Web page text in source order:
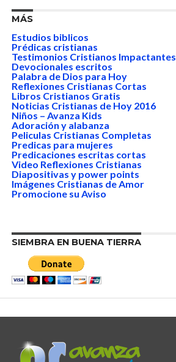
MÁS
Estudios biblicos
Prédicas cristianas
Testimonios Cristianos Impactantes
Devocionales escritos
Palabra de Dios para Hoy
Reflexiones Cristianas Cortas
Libros Cristianos Gratis
Noticias Cristianas de Hoy 2016
Niños – Avanza Kids
Adoración y alabanza
Peliculas Cristianas Completas
Predicas para mujeres
Predicaciones escritas cortas
Video Reflexiones Cristianas
Diapositivas y power points
Imágenes Cristianas de Amor
Promocione su Aviso
SIEMBRA EN BUENA TIERRA